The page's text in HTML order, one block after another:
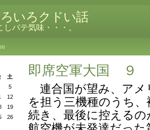
いろクドい話
しバテ気味・・・。
即席空軍大国 ９
連合国が望み、アメ
を担う三機種のうち
続き、最後に控える
土
5
12
19
26